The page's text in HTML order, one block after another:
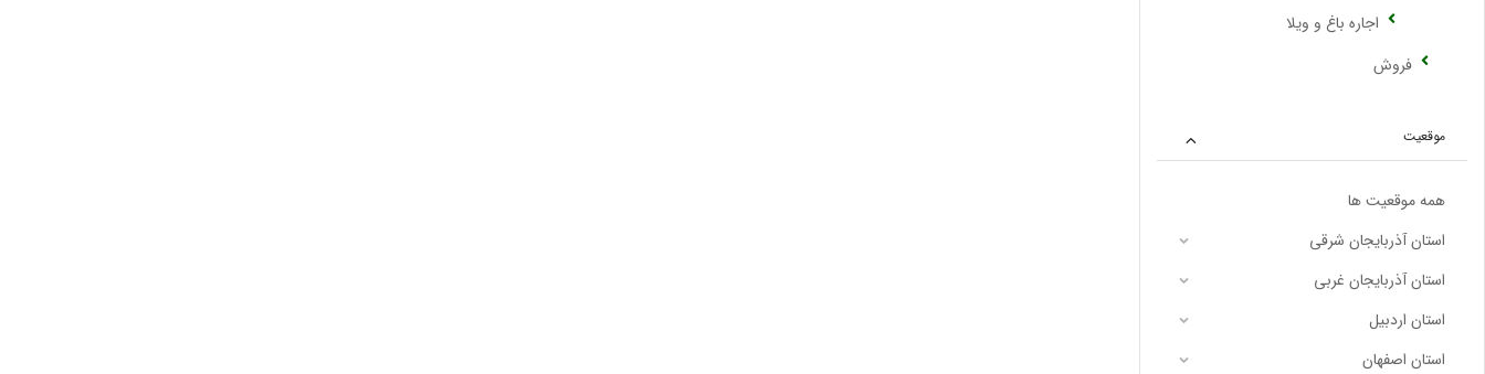
اجاره باغ و ویلا
فروش
موقعیت
همه موقعیت ها
استان آذربایجان شرقی
استان آذربایجان غربی
استان اردبیل
استان اصفهان